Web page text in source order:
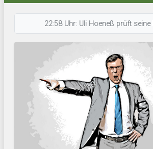
22:58 Uhr: Uli Hoeneß prüft seine